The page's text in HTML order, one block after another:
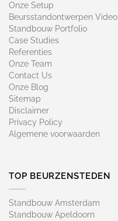
Onze Setup
Beursstandontwerpen Video
Standbouw Portfolio
Case Studies
Referenties
Onze Team
Contact Us
Onze Blog
Sitemap
Disclaimer
Privacy Policy
Algemene voorwaarden
TOP BEURZENSTEDEN
Standbouw Amsterdam
Standbouw Apeldoorn